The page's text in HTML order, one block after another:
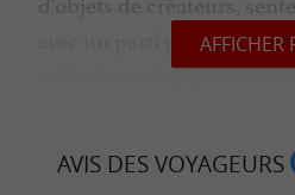
avec un parti pris pour la
collections changent au
latin
AFFICHER
AVIS DES VOYAGEURS